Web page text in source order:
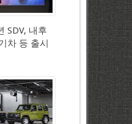
SDV, 내후
차 등 출시